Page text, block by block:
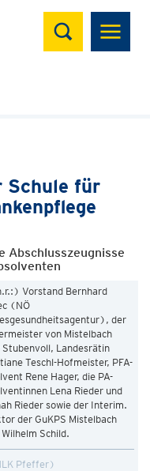
Suchen
Schule für
Abschlusszeugnisse
Vorstand Bernhard
(NÖ
der
von Mistelbach
Stubenvoll, Landesrätin
Teschl-Hofmeister, PFA-
Rene Hager, die PA-
Lena Rieder und
Rieder sowie der Interim.
der GuKPS Mistelbach
Wilhelm Schild.
Pfeffer